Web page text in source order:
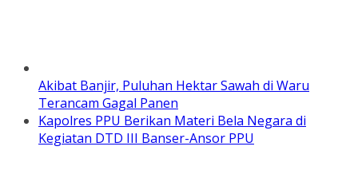
Akibat Banjir, Puluhan Hektar Sawah di Waru
Terancam Gagal Panen
Kapolres PPU Berikan Materi Bela Negara di
Kegiatan DTD III Banser-Ansor PPU